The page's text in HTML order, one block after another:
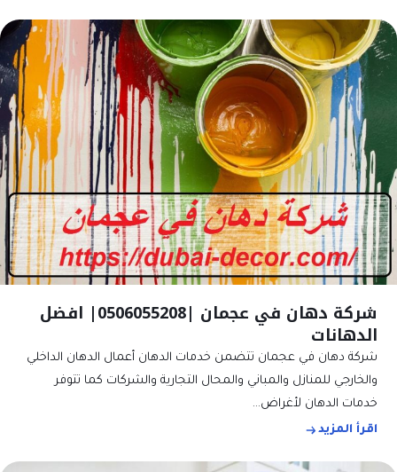
شركة دهان في عجمان |0506055208| افضل
الدهانات
شركة دهان في عجمان تتضمن خدمات الدهان أعمال الدهان الداخلي
والخارجي للمنازل والمباني والمحال التجارية والشركات كما تتوفر
خدمات الدهان لأغراض…
اقرأ المزيد